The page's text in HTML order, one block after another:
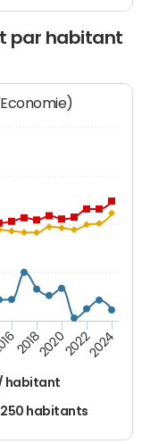
par habitant
habitant
250 habitants
2018202020222024